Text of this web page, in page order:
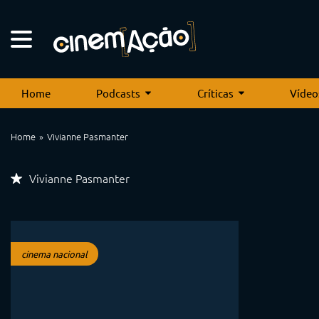
Home Podcasts Críticas
Home Vivianne Pasmanter
Vivianne Pasmanter
cinema nacional